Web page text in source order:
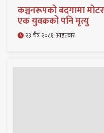
कञ्चनरूपको बदगामा
एक युवकको पनि मृत्यु
२३ चैत्र २०८१, आइतबार